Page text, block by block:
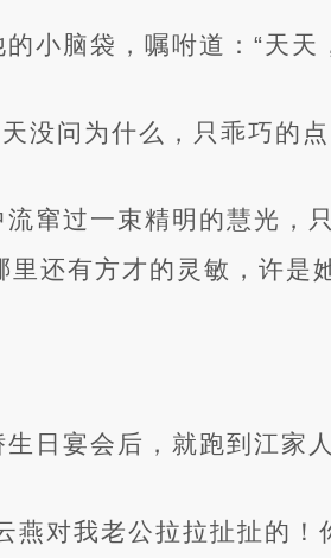
小脑袋，嘱咐道：“天
没问为什么，只乖巧的点
窜过一束精明的慧光，
还有方才的灵敏，许是
日宴会后，就跑到江家
燕对我老公拉拉扯扯的！